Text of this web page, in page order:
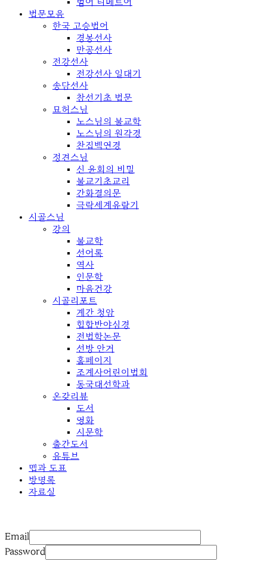
범어 티베트어
법문모음
한국 고승법어
경봉선사
만공선사
전강선사
전강선사 일대기
송담선사
참선기초 법문
묘허스님
노스님의 불교학
노스님의 원각경
찬집백연경
정견스님
신 윤회의 비밀
불교기초교리
간화결의문
극락세계유람기
시골스님
강의
불교학
선어록
역사
인문학
마음건강
시골리포트
계간 청암
힙합반야심경
전법학논문
선방 안거
홈페이지
조계사어린이법회
동국대선학과
온갖리뷰
도서
영화
시문학
출간도서
유튜브
맵과 도표
방명록
자료실
Email
Password